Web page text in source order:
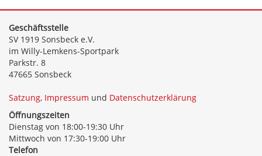
Geschäftsstelle
SV 1919 Sonsbeck e.V.
im Willy-Lemkens-Sportpark
Parkstr. 8
47665 Sonsbeck
Satzung, Impressum und Datenschutzerklärung
Öffnungszeiten
Dienstag von 18:00-19:30 Uhr
Mittwoch von 17:30-19:00 Uhr
Telefon